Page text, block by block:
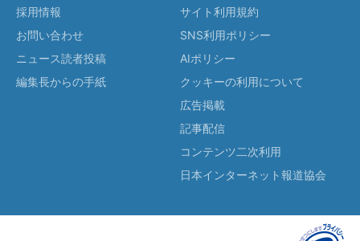
採用情報
お問い合わせ
ニュース読者投稿
編集長からの手紙
サイト利用規約
SNS利用ポリシー
AIポリシー
クッキーの利用について
広告掲載
記事配信
コンテンツ二次利用
日本インターネット報道協会